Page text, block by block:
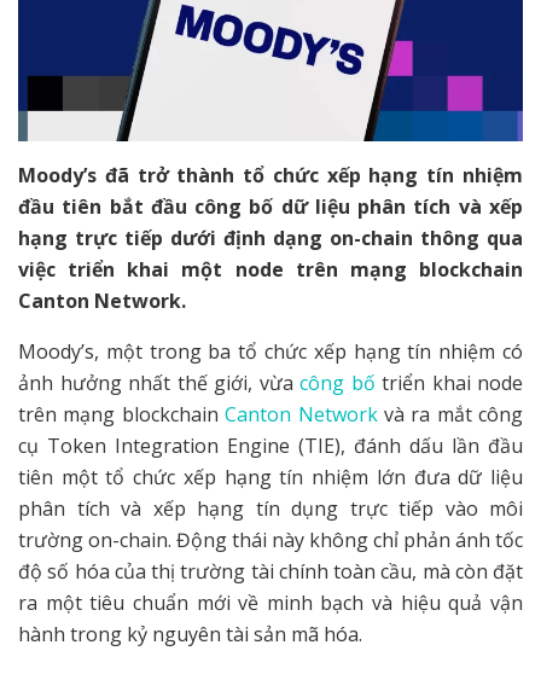
Moody’s đã trở thành tổ chức xếp hạng tín nhiệm
đầu tiên bắt đầu công bố dữ liệu phân tích và xếp
hạng trực tiếp dưới định dạng on-chain thông qua
việc triển khai một node trên mạng blockchain
Canton Network.
Moody’s, một trong ba tổ chức xếp hạng tín nhiệm có
ảnh hưởng nhất thế giới, vừa công bố triển khai node
trên mạng blockchainCanton Networkvà ra mắt công
cụ Token Integration Engine (TIE), đánh dấu lần đầu
tiên một tổ chức xếp hạng tín nhiệm lớn đưa dữ liệu
phân tích và xếp hạng tín dụng trực tiếp vào môi
trường on-chain. Động thái này không chỉ phản ánh tốc
độ số hóa của thị trường tài chính toàn cầu, mà còn đặt
ra một tiêu chuẩn mới về minh bạch và hiệu quả vận
hành trong kỷ nguyên tài sản mã hóa.